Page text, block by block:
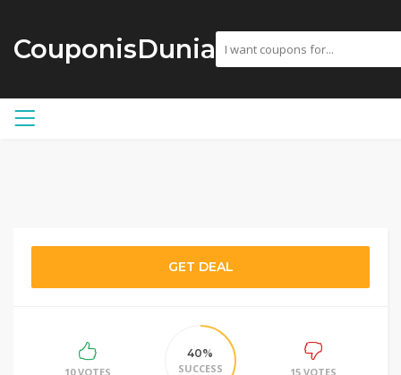
CouponisDunia
GET DEAL
10 VOTES
40%
SUCCESS
15 VOTES